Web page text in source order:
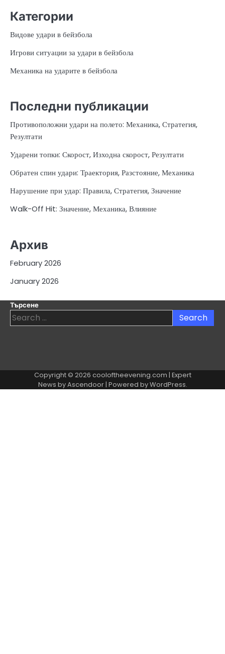
Категории
Видове удари в бейзбола
Игрови ситуации за удари в бейзбола
Механика на ударите в бейзбола
Последни публикации
Противоположни удари на полето: Механика, Стратегия,
Резултати
Ударени топки: Скорост, Изходна скорост, Резултати
Обратен спин удари: Траектория, Разстояние, Механика
Нарушение при удар: Правила, Стратегия, Значение
Walk-Off Hit: Значение, Механика, Влияние
Архив
February 2026
January 2026
Търсене
Search
for:
Copyright © 2026 cooloftheevening.com | Expert
News byAscendoor| Powered byWordPress.